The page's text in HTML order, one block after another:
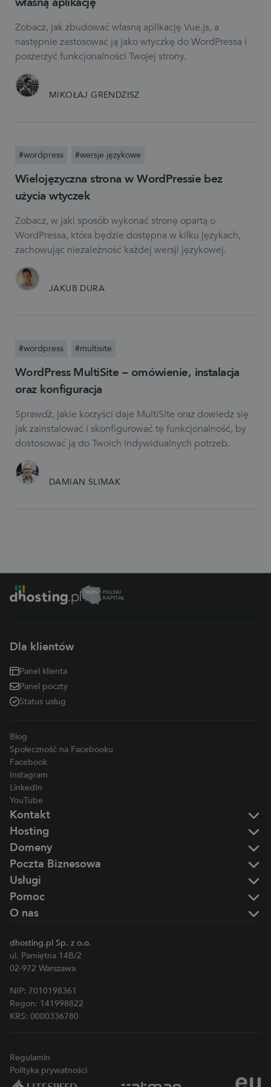
Zobacz, jak zbudować własną aplikację Vue.js, a
następnie zastosować ją jako wtyczkę do WordPressa i
poszerzyć funkcjonalności Twojej strony.
MIKOŁAJ GRENDZISZ
#wordpress #wersje językowe
Wielojęzyczna strona w WordPressie bez
użycia wtyczek
Zobacz, w jaki sposób wykonać stronę opartą o
WordPressa, która będzie dostępna w kilku językach,
zachowując niezależność każdej wersji językowej.
JAKUB DURA
#wordpress #multisite
WordPress MultiSite – omówienie, instalacja
oraz konfiguracja
Sprawdź, jakie korzyści daje MultiSite oraz dowiedz się
jak zainstalować i skonfigurować tę funkcjonalność, by
dostosować ją do Twoich indywidualnych potrzeb.
DAMIAN ŚLIMAK
Kontakt
Hosting
Poczta Biznesowa
Pomoc
dhosting.pl Sp. z o.o.
ul. Pamiętna 14B/2
02-972 Warszawa
NIP: 7010198361
Regon: 141998822
KRS: 0000336780
Domeny
Usługi
O nas
Dla klientów
Panel klienta
Panel poczty
Status usług
Blog
Społeczność na Facebooku
Facebook
Instagram
LinkedIn
YouTube
Regulamin
Polityka prywatności